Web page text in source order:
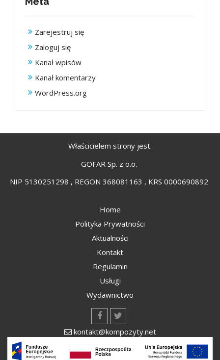
Zarejestruj się
Zaloguj się
Kanał wpisów
Kanał komentarzy
WordPress.org
Właścicielem strony jest:
GOFAR Sp. z o.o.
NIP 5130251298 , REGON 368081163 , KRS 0000690892
Home
Polityka Prywatności
Aktualności
Kontakt
Regulamin
Usługi
Wydawnictwo
kontakt@kompozyty.net